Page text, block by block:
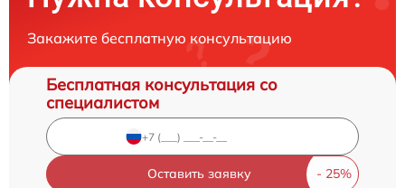
Закажите бесплатную консультацию
Бесплатная консультация со
специалистом
Оставить заявку